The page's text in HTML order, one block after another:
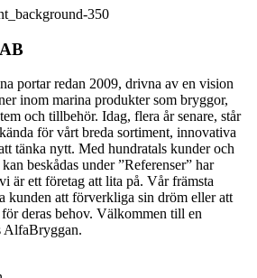
portar redan 2009, drivna av en vision
inom marina produkter som bryggor,
och tillbehör. Idag, flera år senare, står
för vårt breda sortiment, innovativa
tänka nytt. Med hundratals kunder och
beskådas under ”Referenser” har
är ett företag att lita på. Vår främsta
kunden att förverkliga sin dröm eller att
deras behov. Välkommen till en